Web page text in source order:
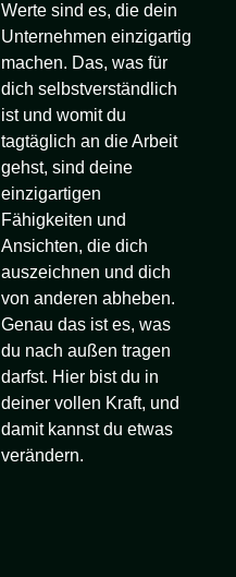
Werte sind es, die dein
Unternehmen einzigartig
machen. Das, was für
dich selbstverständlich
ist und womit du
tagtäglich an die Arbeit
gehst, sind deine
einzigartigen
Fähigkeiten und
Ansichten, die dich
auszeichnen und dich
von anderen abheben.
Genau das ist es, was
du nach außen tragen
darfst. Hier bist du in
deiner vollen Kraft, und
damit kannst du etwas
verändern.